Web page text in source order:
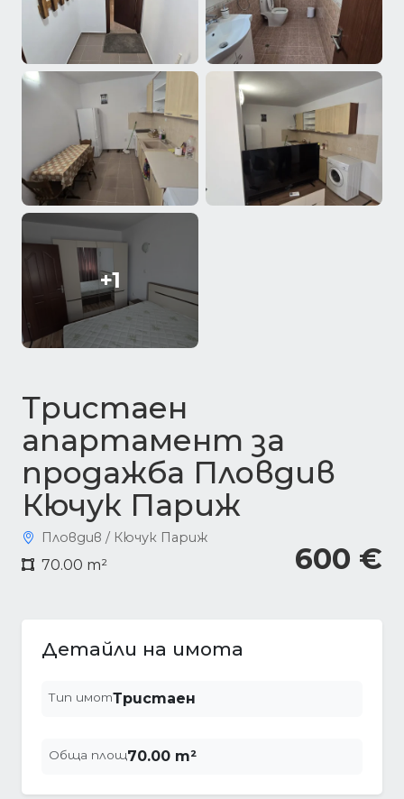
+1
Тристаен
апартамент за
продажба Пловдив
Кючук Париж
600 €
Пловдив / Кючук Париж
70.00 m²
Детайли на имота
Тип имотТристаен
Обща площ70.00 m²